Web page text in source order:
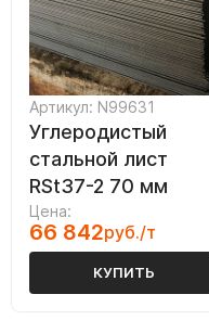
Артикул: N99631
Углеродистый
стальной лист
RSt37-2 70 мм
Цена:
66 842руб./т
КУПИТЬ